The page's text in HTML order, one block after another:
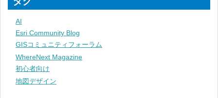
AI
Esri Community Blog
GISコミュニティフォーラム
WhereNext Magazine
初心者向け
地図デザイン